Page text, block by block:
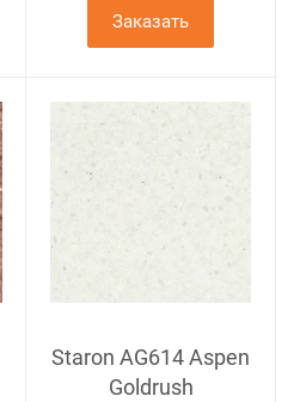
Заказать
Staron AG614 Aspen
Goldrush